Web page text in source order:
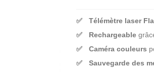
Télémètre laser
Rechargeable
Caméra couleurs
Sauvegarde des